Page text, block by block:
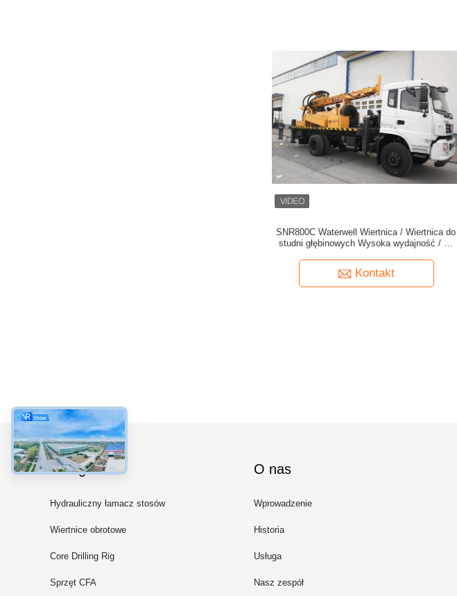
SNR800C Waterwell Wiertnica / Wiertnica do
studni głębinowych Wysoka wydajność / W
Kontakt
Kategorie
Hydrauliczny łamacz stosów
Wiertnice obrotowe
Core Drilling Rig
Sprzęt CFA
O nas
Wprowadzenie
Historia
Usługa
Nasz zespół